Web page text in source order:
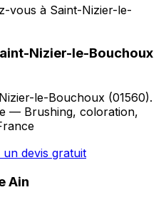
vous à Saint-Nizier-le-
Nizier-le-Bouchoux
le-Bouchoux (01560).
— Brushing, coloration,
un devis gratuit
Ain